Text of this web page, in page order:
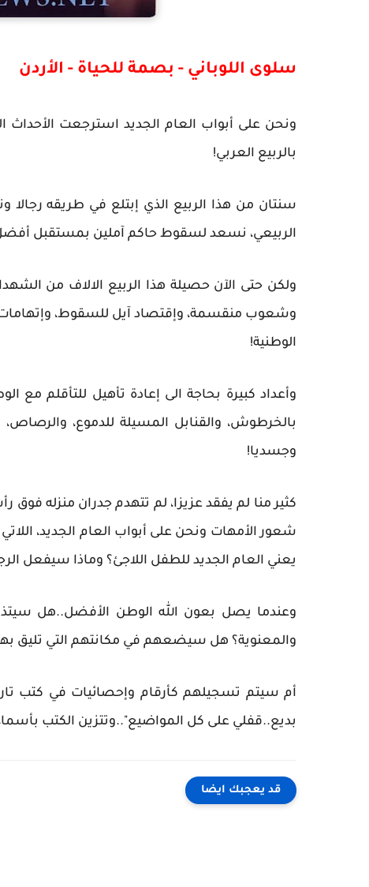
سلوى اللوباني - بصمة للحياة - الأردن
ونحن على أبواب العام الجديد استرجعت
بالربيع العربي!
سنتان من هذا الربيع الذي إبتلع في طريقه
الربيعي، نسعد لسقوط حاكم آملين بمستقبل
ولكن حتى الآن حصيلة هذا الربيع الالاف من
وشعوب منقسمة، وإقتصاد آيل للسقوط، وإتهامات
الوطنية!
وأعداد كبيرة بحاجة الى إعادة تأهيل للتأقلم مع
بالخرطوش، والقنابل المسيلة للدموع، والرصاص،
وجسديا!
كثير منا لم يفقد عزيزا، لم تتهدم جدران منزله فوق
شعور الأمهات ونحن على أبواب العام الجديد،
يعني العام الجديد للطفل اللاجئ؟ وماذا سيفعل
وعندما يصل بعون الله الوطن الأفضل..هل
والمعنوية؟ هل سيضعهم في مكانتهم التي تليق
أم سيتم تسجيلهم كأرقام وإحصائيات في كتب
بديع..قفلي على كل المواضيع"..وتتزين الكتب
قد يعجبك ايضا